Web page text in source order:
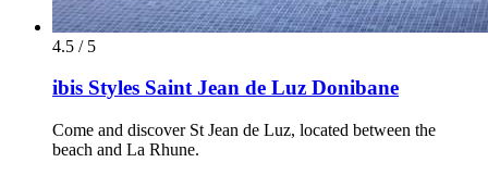
4.5 / 5
ibis Styles Saint Jean de Luz Donibane
Come and discover St Jean de Luz, located between the
beach and La Rhune.